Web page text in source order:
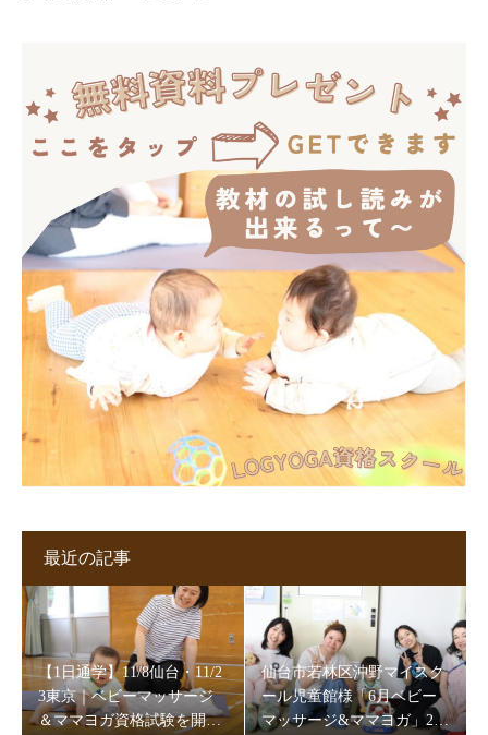
最近の記事
【1日通学】11/8仙台・11/2
3東京｜ベビーマッサージ
＆ママヨガ資格試験を開催
仙台市若林区沖野マイスク
ール児童館様「6月ベビー
マッサージ&ママヨガ」202